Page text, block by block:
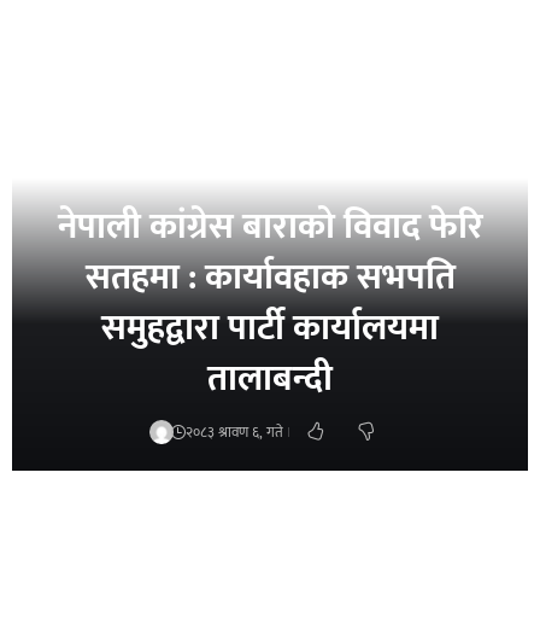
नेपाली कांग्रेस बाराको विवाद फेरि
सतहमा : कार्यावहाक सभपति
समुहद्वारा पार्टी कार्यालयमा
तालाबन्दी
२०८३ श्रावण ६, गते